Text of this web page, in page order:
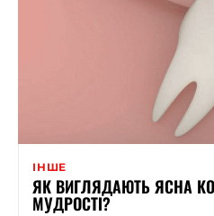
ІНШЕ
ЯК ВИГЛЯДАЮТЬ ЯСНА
МУДРОСТІ?